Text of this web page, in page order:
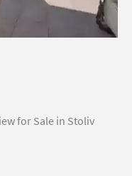
for Sale in Stoliv